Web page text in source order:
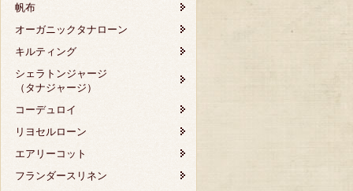
帆布
オーガニックタナローン
キルティング
シェラトンジャージ
（タナジャージ）
コーデュロイ
リヨセルローン
エアリーコット
フランダースリネン